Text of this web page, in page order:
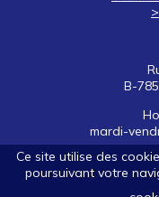
B-
mardi-
Tél:
E-
Ce site utilise des
poursuivant votre